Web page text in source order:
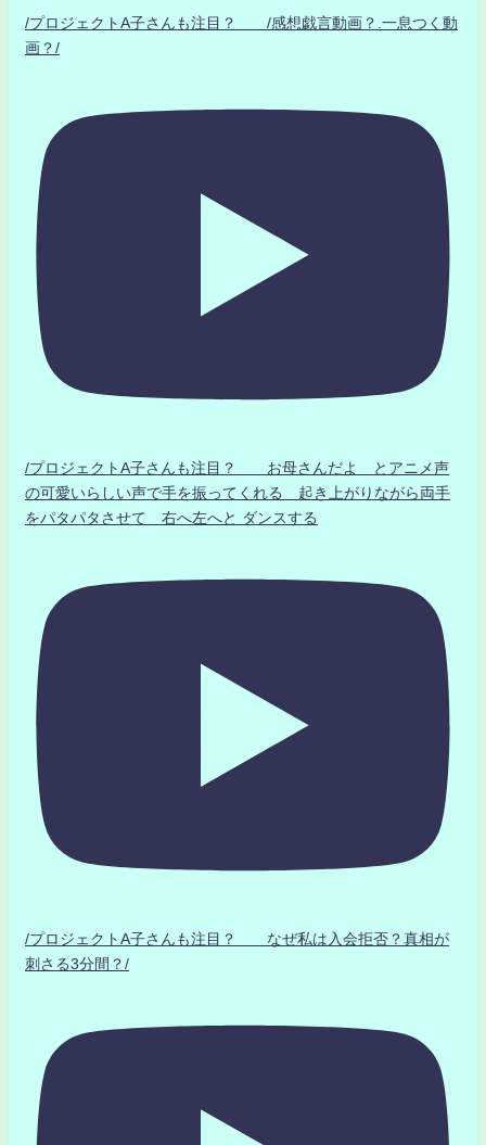
/プロジェクトA子さんも注目？ /感想戯言動画？.一息つく動
画？/
/プロジェクトA子さんも注目？ お母さんだよ とアニメ声
の可愛いらしい声で手を振ってくれる 起き上がりながら両手
をパタパタさせて 右へ左へと ダンスする
/プロジェクトA子さんも注目？ なぜ私は入会拒否？真相が
刺さる3分間？/